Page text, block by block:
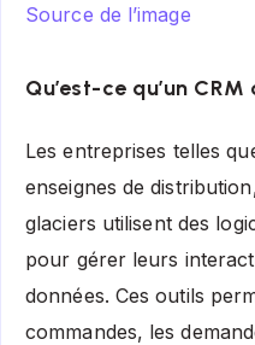
Source de l’image
Qu’est-ce qu’un
Les entreprises telles
enseignes de
glaciers utilisent des
pour gérer leurs
données. Ces outils
commandes, les